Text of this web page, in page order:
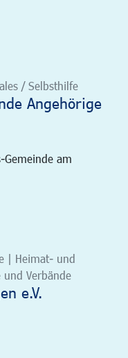
/ Selbsthilfe
Angehörige
Gemeinde am
| Heimat- und
und Verbände
e.V.